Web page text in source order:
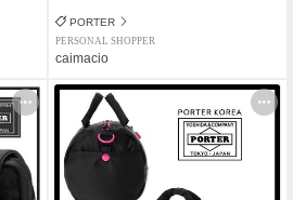
PORTER
PERSONAL SHOPPER
caimacio